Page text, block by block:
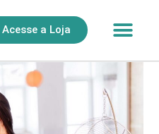
Acesse a Loja